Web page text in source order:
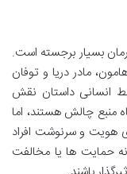
بسیار برجسته است.
مادر دریا و توفان
انسانی داستان نقش
منبع چالش هستند، اما
هویت و سرنوشت افراد
حمایت ها یا مخالفت